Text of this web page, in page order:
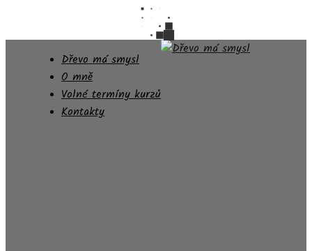
Dřevo má smysl
O mně
Volné termíny kurzů
Kontakty